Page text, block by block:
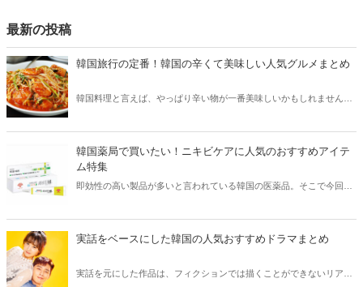
最新の投稿
韓国旅行の定番！韓国の辛くて美味しい人気グルメまとめ
韓国料理と言えば、やっぱり辛い物が一番美味しいかもしれません。
方も必見です。
韓国薬局で買いたい！ニキビケアに人気のおすすめアイテ
ム特集
即効性の高い製品が多いと言われている韓国の医薬品。そこで今回は
う。
実話をベースにした韓国の人気おすすめドラマまとめ
実話を元にした作品は、フィクションでは描くことができないリアル